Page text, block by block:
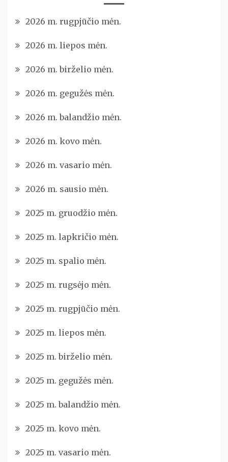
2026 m. rugpjūčio mėn.
2026 m. liepos mėn.
2026 m. birželio mėn.
2026 m. gegužės mėn.
2026 m. balandžio mėn.
2026 m. kovo mėn.
2026 m. vasario mėn.
2026 m. sausio mėn.
2025 m. gruodžio mėn.
2025 m. lapkričio mėn.
2025 m. spalio mėn.
2025 m. rugsėjo mėn.
2025 m. rugpjūčio mėn.
2025 m. liepos mėn.
2025 m. birželio mėn.
2025 m. gegužės mėn.
2025 m. balandžio mėn.
2025 m. kovo mėn.
2025 m. vasario mėn.